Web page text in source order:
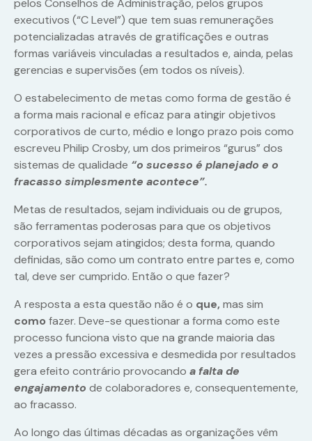
pelos Conselhos de Administração, pelos grupos
executivos (“C Level”) que tem suas remunerações
potencializadas através de gratificações e outras
formas variáveis vinculadas a resultados e, ainda, pelas
gerencias e supervisões (em todos os níveis).
O estabelecimento de metas como forma de gestão é
a forma mais racional e eficaz para atingir objetivos
corporativos de curto, médio e longo prazo pois como
escreveu Philip Crosby, um dos primeiros “gurus” dos
sistemas de qualidade “o sucesso é planejado e o
fracasso simplesmente acontece”.
Metas de resultados, sejam individuais ou de grupos,
são ferramentas poderosas para que os objetivos
corporativos sejam atingidos; desta forma, quando
definidas, são como um contrato entre partes e, como
tal, deve ser cumprido. Então o que fazer?
A resposta a esta questão não é o que, mas sim
como fazer. Deve-se questionar a forma como este
processo funciona visto que na grande maioria das
vezes a pressão excessiva e desmedida por resultados
gera efeito contrário provocando a falta de
engajamento de colaboradores e, consequentemente,
ao fracasso.
Ao longo das últimas décadas as organizações vêm